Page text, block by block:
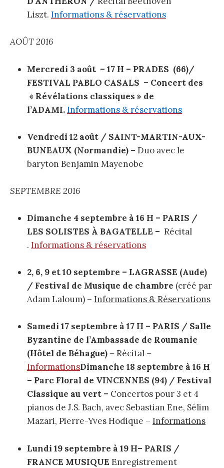
Liszt. Informations & réservations
AOÛT 2016
Mercredi 3 août – 17 H – PRADES (66)/
FESTIVAL PABLO CASALS – Concert des
« Révélations classiques » de
l’ADAMI.Informations & réservations
Vendredi 12 août / SAINT-MARTIN-AUX-
BUNEAUX (Normandie) – Duo avec le
baryton Benjamin Mayenobe
SEPTEMBRE 2016
Dimanche 4 septembre à 16 H – PARIS /
LES SOLISTES À BAGATELLE – Récital
. Informations & réservations
2, 6, 9 et 10 septembre – LAGRASSE (Aude)
/ Festival de Musique de chambre (créé par
Adam Laloum) – Informations & Réservations
Samedi 17 septembre à 17 H – PARIS / Salle
Byzantine de l’Ambassade de Roumanie
(Hôtel de Béhague) – Récital –
InformationsDimanche 18 septembre à 16 H
– Parc Floral de VINCENNES (94) / Festival
Classique au vert – Concertos pour 3 et 4
pianos de J.S. Bach, avec Sebastian Ene, Sélim
Mazari, Pierre-Yves Hodique – Informations
Lundi 19 septembre à 19 H– PARIS /
FRANCE MUSIQUE Enregistrement